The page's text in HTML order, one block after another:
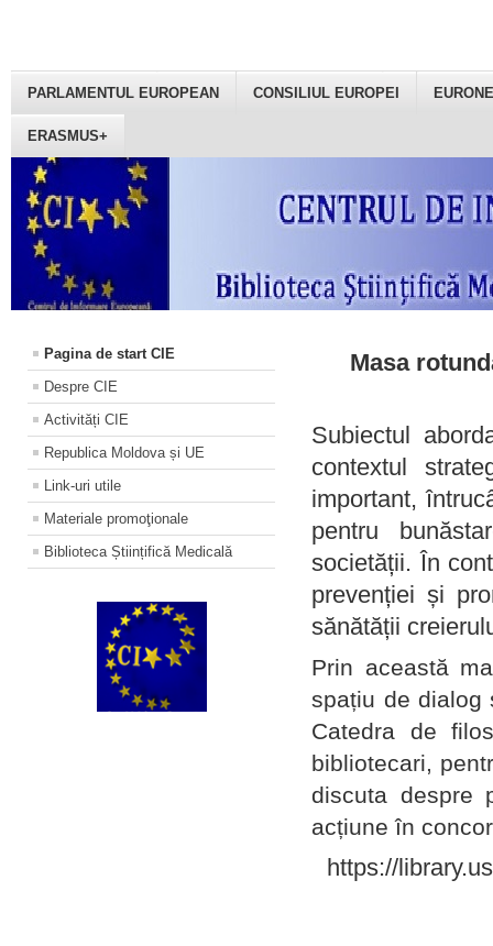
PARLAMENTUL EUROPEAN CONSILIUL EUROPEI
ERASMUS+
Pagina de start CIE
Despre CIE
Activități CIE
Republica Moldova și UE
Link-uri utile
Materiale promoţionale
Biblioteca Științifică Medicală
Masa
Subiectul
contextul
important,
pentru
societății. În
prevenției și
sănătății
Prin această
spațiu de dialog
Catedra de
bibliotecari,
discuta despre
acțiune în
https://